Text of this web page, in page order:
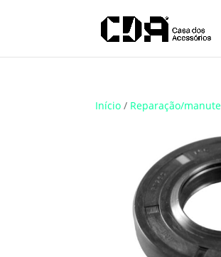
Translate
Início / Reparação/